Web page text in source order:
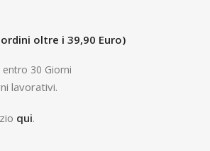
oltre i 39,90 Euro)
entro 30 Giorni
lavorativi.
qui.